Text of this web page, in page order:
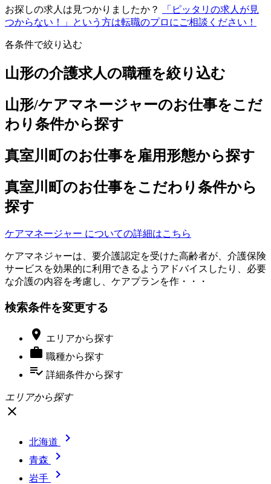
お探しの求人は見つかりましたか？
「ピッタリの求人が見
つからない！」という方は転職のプロにご相談ください！
各条件で絞り込む
山形の介護求人の職種を絞り込む
山形/ケアマネージャーのお仕事をこだ
わり条件から探す
真室川町のお仕事を雇用形態から探す
真室川町のお仕事をこだわり条件から
探す
ケアマネージャー についての詳細はこちら
ケアマネジャーは、要介護認定を受けた高齢者が、介護保険
サービスを効果的に利用できるようアドバイスしたり、必要
な介護の内容を考慮し、ケアプランを作・・・
検索条件を変更する
 エリアから探す
 職種から探す
playlist_add_check 詳細条件から探す
エリアから探す
close
北海道 
青森 
岩手 